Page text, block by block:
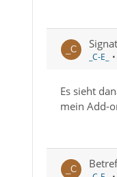
_C-E_
Es sieht
mein Add-